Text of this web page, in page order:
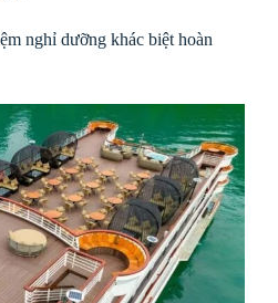
nghỉ dưỡng khác biệt hoàn